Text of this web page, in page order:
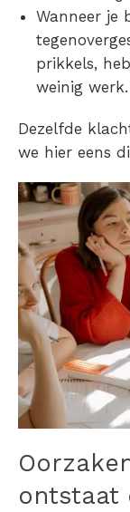
Wanneer je
prikkels,
weinig
Dezelfde
we hier eens
ontstaat